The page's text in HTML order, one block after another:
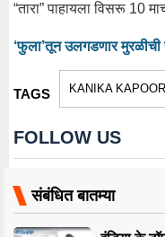
“तारा” पाहायला विसरू 10
‘फुला’तून उलगडणार मुरळीची
TAGS KANIKA KAPOOR
FOLLOW US
संबंधित बातम्या